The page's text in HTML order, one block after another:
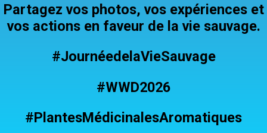
Partagez vos photos, vos expériences et
vos actions en faveur de la vie sauvage.
#JournéedelaVieSauvage
#WWD2026
#PlantesMédicinalesAromatiques